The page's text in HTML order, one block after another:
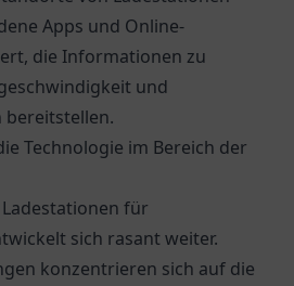
Apps und Online-
die Informationen zu
und
Technologie im Bereich der
für
sich rasant weiter.
konzentrieren sich auf die